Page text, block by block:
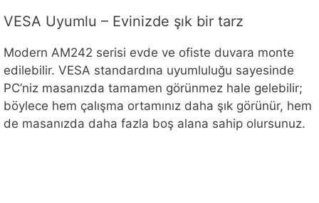
VESA Uyumlu – Evinizde şık bir tarz
Modern AM242 serisi evde ve ofiste duvara monte
edilebilir. VESA standardına uyumluluğu sayesinde
PC’niz masanızda tamamen görünmez hale gelebilir;
böylece hem çalışma ortamınız daha şık görünür, hem
de masanızda daha fazla boş alana sahip olursunuz.